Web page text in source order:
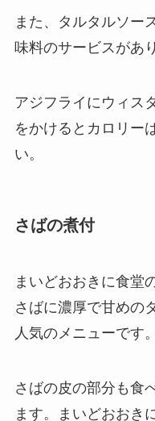
また、タルタルソー
味料のサービスがあ
アジフライにウィス
をかけるとカロリー
い。
さばの煮付
まいどおおきに食堂
さばに濃厚で甘めの
人気のメニューです。
さばの皮の部分も食
ます。まいどおおき